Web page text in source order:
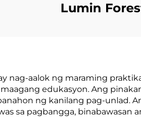
Lumin
nag-aalok ng maraming
edukasyon. Ang
ng kanilang pag-unlad.
sa pagbangga, binabawasan